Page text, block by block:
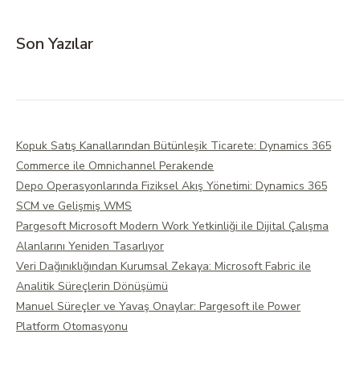
Son Yazılar
Kopuk Satış Kanallarından Bütünleşik Ticarete: Dynamics 365
Commerce ile Omnichannel Perakende
Depo Operasyonlarında Fiziksel Akış Yönetimi: Dynamics 365
SCM ve Gelişmiş WMS
Pargesoft Microsoft Modern Work Yetkinliği ile Dijital Çalışma
Alanlarını Yeniden Tasarlıyor
Veri Dağınıklığından Kurumsal Zekaya: Microsoft Fabric ile
Analitik Süreçlerin Dönüşümü
Manuel Süreçler ve Yavaş Onaylar: Pargesoft ile Power
Platform Otomasyonu